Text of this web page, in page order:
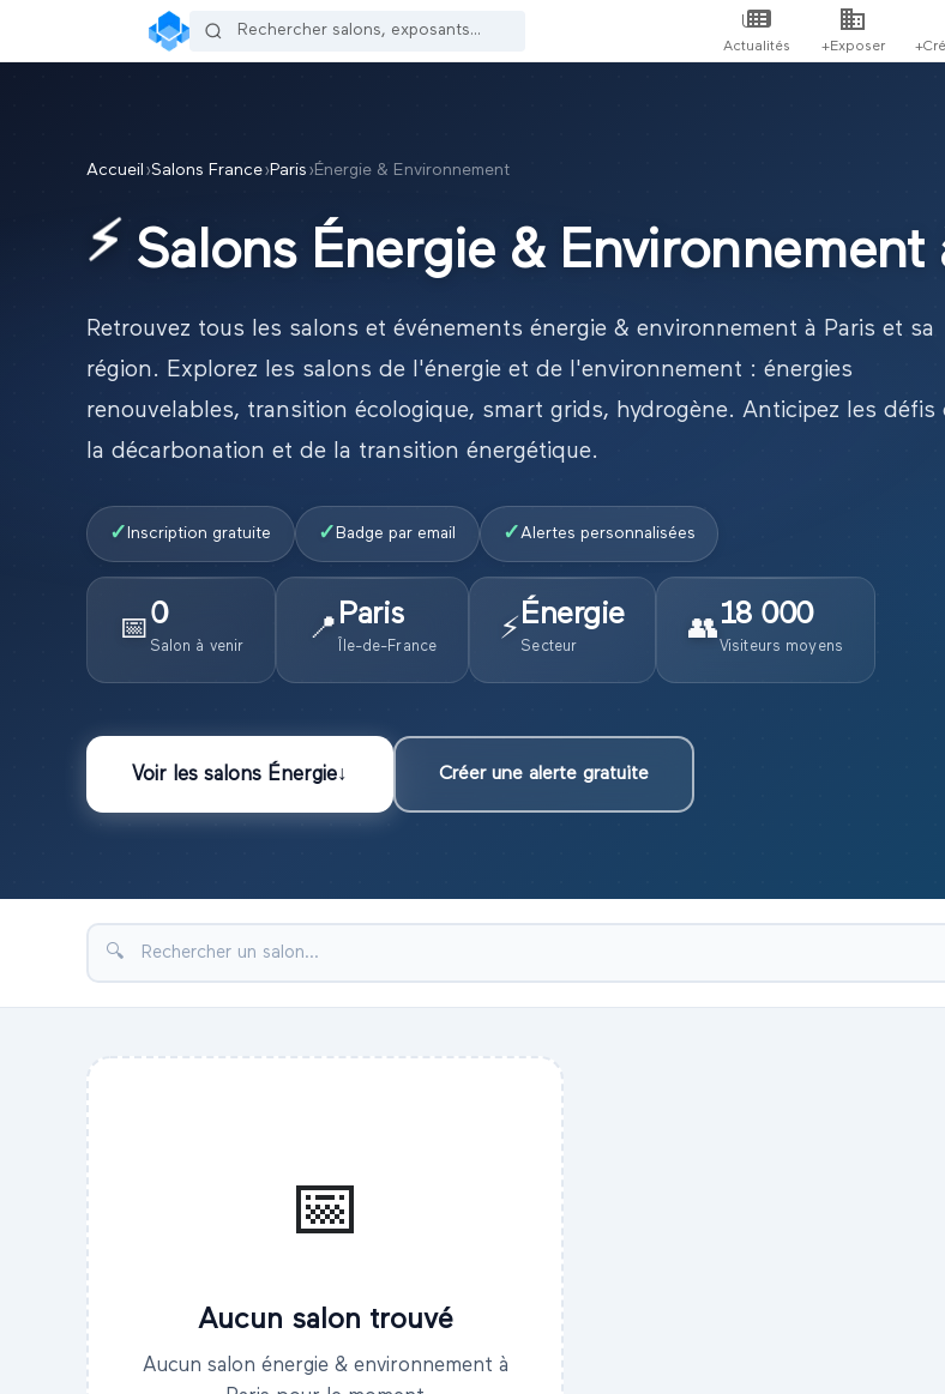
Actualités +Exposer
Accueil ›Salons France›Paris ›Énergie & Environnement
⚡ Salons Énergie & Environnement
Retrouvez tous les salons et événements énergie & environnement à Paris et sa
région. Explorez les salons de l'énergie et de l'environnement : énergies
renouvelables, transition écologique, smart grids, hydrogène. Anticipez les défis
la décarbonation et de la transition énergétique.
✓Inscription gratuite ✓Badge par email ✓ Alertes personnalisées
📅0
Salon à venir
📍Paris
Île-de-France
⚡Énergie
Secteur
👥18 000
Visiteurs moyens
Voir les salons Énergie↓ Créer une alerte gratuite
🔍
📅
Aucun salon trouvé
Aucun salon énergie & environnement à